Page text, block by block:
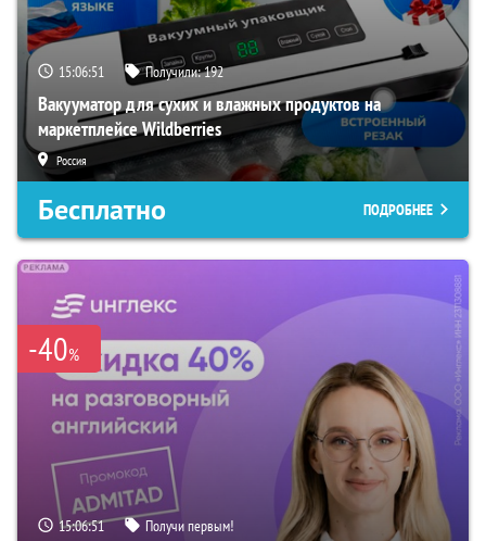
15:06:50 Получили:192
Вакууматор для сухих и влажных продуктов на
маркетплейсе Wildberries
Россия
Бесплатно ПОДРОБНЕЕ
-40%
15:06:50 Получи первым!